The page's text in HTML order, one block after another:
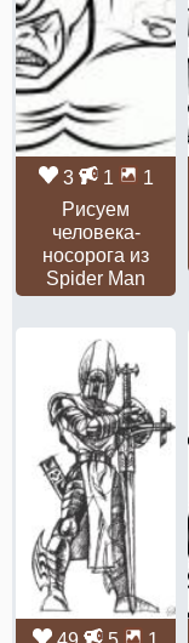
3 1
1
Рисуем
человека-
носорога из
Spider Man